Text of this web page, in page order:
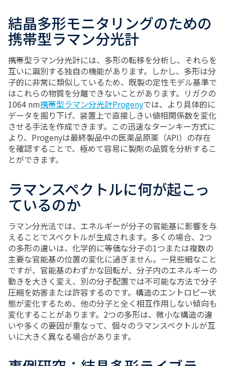
結晶多形モニタリングのための
携帯型ラマン分光計
携帯型ラマン分光計には、多形の転移を分析し、それらを
互いに識別する独自の機能があります。しかし、多形は分
子的に非常に類似しているため、既製の定性モデル基準で
はこれらの物質を分離できないことがあります。リガクの
1064 nm携帯型ラマン分光計Progenyでは、より具体的に
データを掘り下げ、装置上で直接しきい値相関係数を変化
させる手法を作成できます。この迅速なターンキー方式に
より、Progenyは最終製品中の医薬品原薬（API）の存在
を確認することで、極めて容易に製剤の品質を分析するこ
とができます。
ラマンスペクトルに何が起こっ
ているのか
ラマン分光法では、エネルギーが分子の官能基に影響を与
えることでスペクトルが生成されます。多くの場合、2つ
の多形の違いは、化学的に等価な分子の1つまたは複数の
主要な官能基の位置の変化に過ぎません。一見些細なこと
ですが、官能基のわずかな回転が、分子内のエネルギーの
動きを大きく変え、別の分子配置では不可能な方法で分子
圧縮を妨害または許容するのです。構造のエントロピー状
態が変化するため、他の分子と全く相互作用しない傾向も
変化することがあります。2つの多形は、微小な構造の違
いや多くの要因が重なって、個々のラマンスペクトルが互
いに大きく異なる場合があります。